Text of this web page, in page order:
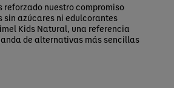
reforzado nuestro compromiso
sin azúcares ni edulcorantes
Kids Natural, una referencia
de alternativas más sencillas